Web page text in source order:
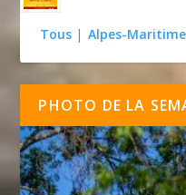
Tous | Alpes-
PHOTO DE LA